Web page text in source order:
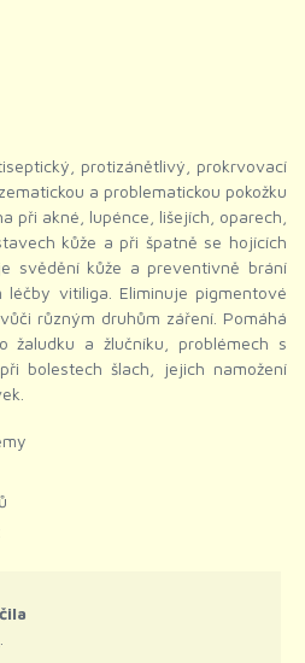
protizánětlivý, prokrvovací
a problematickou pokožku
při akné, lupénce, lišejích, oparech,
kůže a při špatně se hojících
svědění kůže a preventivně brání
vitiliga. Eliminuje pigmentové
různým druhům záření. Pomáhá
žaludku a žlučníku, problémech s
bolestech šlach, jejich namožení